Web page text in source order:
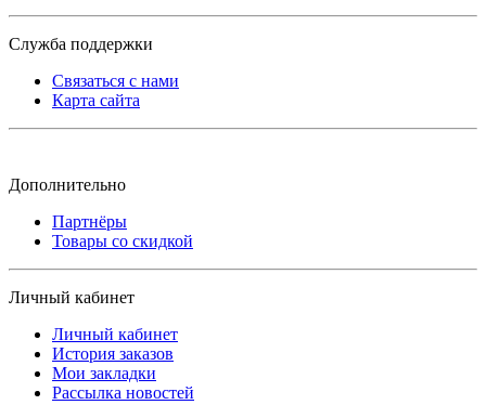
Служба поддержки
Связаться с нами
Карта сайта
Дополнительно
Партнёры
Товары со скидкой
Личный кабинет
Личный кабинет
История заказов
Мои закладки
Рассылка новостей